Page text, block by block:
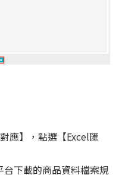
對應】，點選【Excel匯
下載的商品資料檔案規